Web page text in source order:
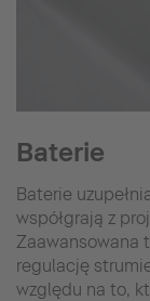
Baterie
Baterie
współgrają z
Zaawansowana
regulację
względu na to,